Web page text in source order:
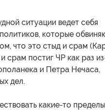
ситуации ведет себя
которые
что это стыд и срам
срам постиг ЧР как раз
и Петра Нечаса,
дел.
какие-то